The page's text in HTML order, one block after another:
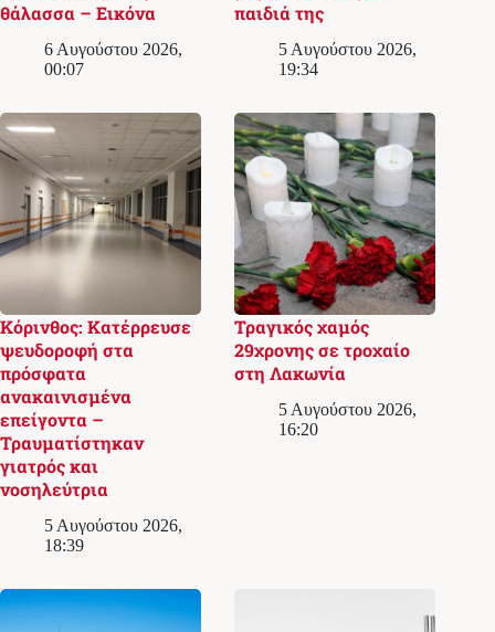
θάλασσα – Εικόνα
6 Αυγούστου 2026,
00:07
παιδιά της
5 Αυγούστου 2026,
19:34
Κόρινθος: Κατέρρευσε
ψευδοροφή στα
πρόσφατα
ανακαινισμένα
επείγοντα –
Τραυματίστηκαν
γιατρός και
νοσηλεύτρια
5 Αυγούστου 2026,
18:39
Τραγικός χαμός
29χρονης σε τροχαίο
στη Λακωνία
5 Αυγούστου 2026,
16:20